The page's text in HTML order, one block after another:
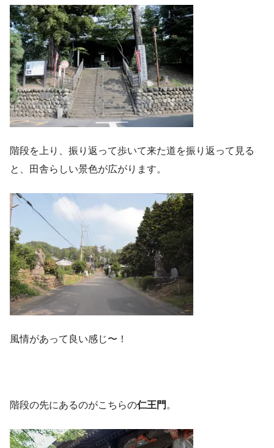
階段を上り、振り返って歩いて来た道を振り返って見る
と、田舎らしい景色が広がります。
風情があって良い感じ〜！
階段の先にあるのがこちらの仁王門 。